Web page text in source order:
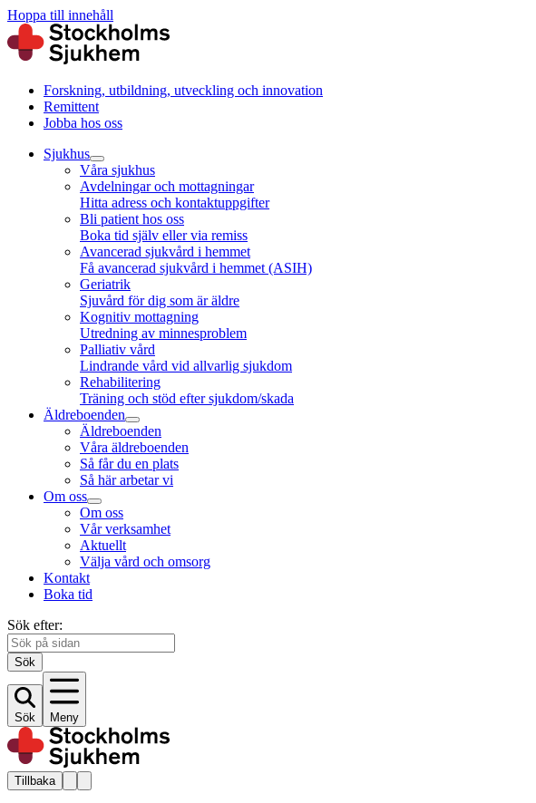
Hoppa till innehåll
Forskning, utbildning, utveckling och innovation
Remittent
Jobba hos oss
Sjukhus
Våra sjukhus
Avdelningar och mottagningar
Hitta adress och kontaktuppgifter
Bli patient hos oss
Boka tid själv eller via remiss
Avancerad sjukvård i hemmet
Få avancerad sjukvård i hemmet (ASIH)
Geriatrik
Sjuvård för dig som är äldre
Kognitiv mottagning
Utredning av minnesproblem
Palliativ vård
Lindrande vård vid allvarlig sjukdom
Rehabilitering
Träning och stöd efter sjukdom/skada
Äldreboenden
Äldreboenden
Våra äldreboenden
Så får du en plats
Så här arbetar vi
Om oss
Om oss
Vår verksamhet
Aktuellt
Välja vård och omsorg
Kontakt
Boka tid
Sök efter:
Sök
Sök Meny
Tillbaka